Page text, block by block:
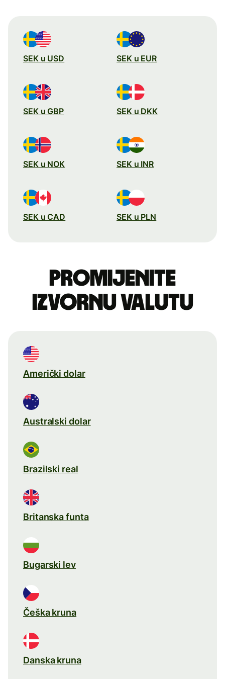
SEK u USD SEK u EUR
SEK u GBP SEK u DKK
SEK u NOK SEK u INR
SEK u CAD SEK u PLN
Promijenite
izvornu valutu
Američki dolar
Australski dolar
Brazilski real
Britanska funta
Bugarski lev
Češka kruna
Danska kruna